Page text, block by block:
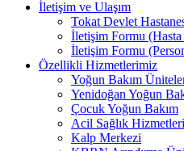
İletişim ve Ulaşım
Tokat Devlet
İletişim Formu (Hasta
İletişim Formu
Özellikli Hizmetlerimiz
Yoğun Bakım
Yenidoğan Yoğun
Çocuk Yoğun Bakım
Acil Sağlık Hizmetleri
Kalp Merkezi